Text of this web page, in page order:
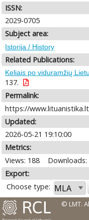
ISSN:
2029-0705
Subject area:
Istorija / History
Related Publications:
Keliais po viduramžių
137.
Permalink:
https://
Updated:
2026-05-21 19:10:00
Metrics:
Views: 188
Downloads:
Export:
Choose type:
© LMT.